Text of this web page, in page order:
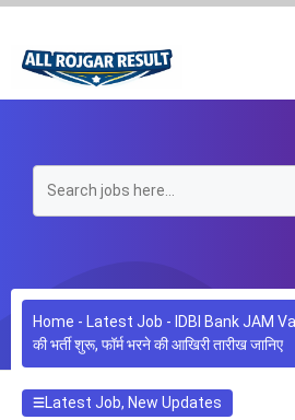
Skip
content
Home - Latest Job - IDBI Bank JAM
की भर्ती शुरू, फॉर्म भरने की आखिरी तारीख जानिए
Latest Job,New Updates